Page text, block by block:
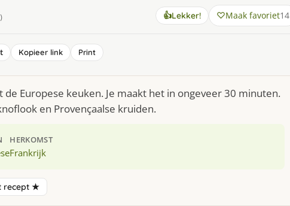
👍Lekker! Maak favoriet14
Kopieer link Print
Europese keuken. Je maakt het in ongeveer 30 minuten.
en Provençaalse kruiden.
HERKOMST
Frankrijk
recept ★